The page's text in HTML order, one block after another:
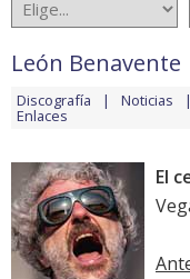
León Benavente
Discografía Noticias
Enlaces
El